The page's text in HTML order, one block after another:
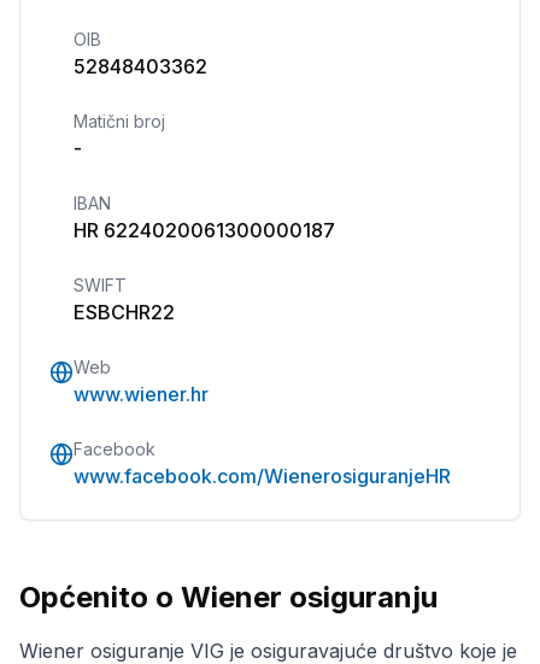
OIB
52848403362
Matični broj
-
IBAN
HR 6224020061300000187
SWIFT
ESBCHR22
Web
www.wiener.hr
Facebook
www.facebook.com/WienerosiguranjeHR
Općenito o Wiener osiguranju
Wiener osiguranje VIG je osiguravajuće društvo koje je